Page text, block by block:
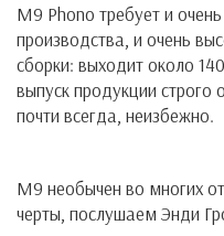
M9 Phono требует и
производства, и очень
сборки: выходит около
выпуск продукции строго
почти всегда, неизбежно.
М9 необычен во многих
черты, послушаем Энди